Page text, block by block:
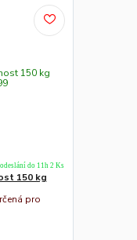
150 kg
pro
do 11h 2 Ks